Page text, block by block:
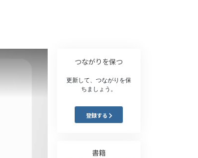
病気やけがのためのアシスト
感情のトーン・スケール
つながりを保つ
更新して、つながりを保
ちましょう。
登録する
書籍